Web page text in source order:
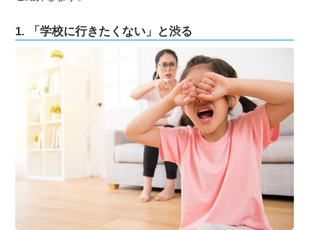
子育て・育児
０歳児
１歳児
２歳児
３〜６歳児
７〜１２歳児
1. 「学校に行きたくない」と渋る